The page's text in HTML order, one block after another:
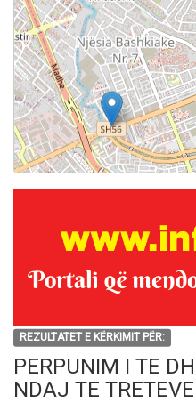
REZULTATET E KËRKIMIT PËR:
PERPUNIM I TE
NDAJ TE TRETEVE